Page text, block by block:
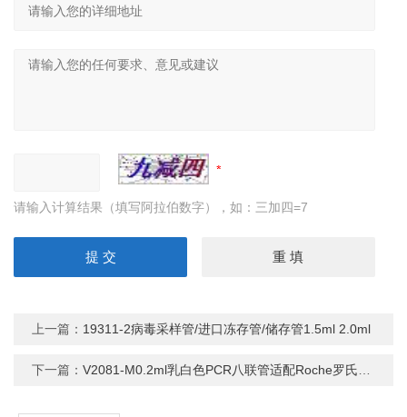
请输入计算结果（填写阿拉伯数字），如：三加四=7
上一篇： 19311-2病毒采样管/进口冻存管/储存管1.5ml 2.0ml
下一篇：V2081-M0.2ml乳白色PCR八联管适配Roche罗氏PCR仪